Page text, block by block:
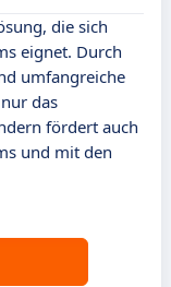
die sich
eignet. Durch
umfangreiche
das
fördert auch
und mit den